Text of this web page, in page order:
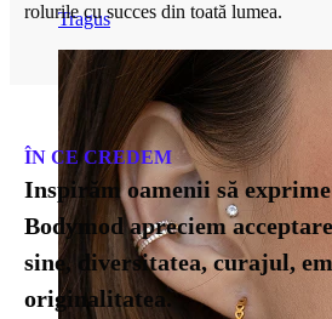
Tragus
rolurile cu succes din toată lumea.
ÎN CE CREDEM
Inspirăm oamenii să
Bodymod apreciem
sine, diversitatea, curajul,
originalitatea.